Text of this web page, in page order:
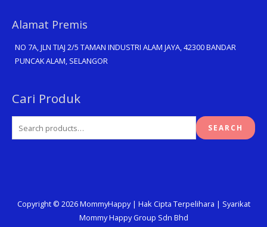
Alamat Premis
NO 7A, JLN TIAJ 2/5 TAMAN INDUSTRI ALAM JAYA, 42300 BANDAR
PUNCAK ALAM, SELANGOR
Cari Produk
Search
SEARCH
Copyright © 2026MommyHappy| Hak Cipta Terpelihara | Syarikat
Mommy Happy Group Sdn Bhd